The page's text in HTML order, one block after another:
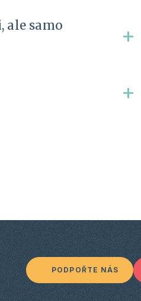
ale samo +
+
PODPOŘTE NÁS